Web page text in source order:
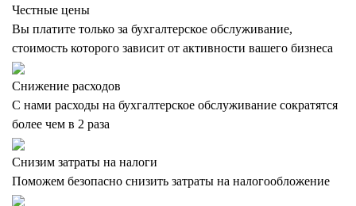
Честные цены
Вы платите только за бухгалтерское обслуживание,
стоимость которого зависит от активности вашего бизнеса
Снижение расходов
С нами расходы на бухгалтерское обслуживание сократятся
более чем в 2 раза
Снизим затраты на налоги
Поможем безопасно снизить затраты на налогообложение